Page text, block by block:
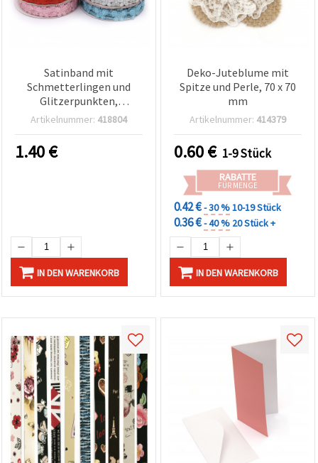
Satinband mit
Schmetterlingen und
Glitzerpunkten,
gemischte Farben, 15 mm
Artikelnummer: 418804
1.40€
IN DEN WARENKORB
Deko-Juteblume mit
Spitze und Perle, 70 x 70
mm
Artikelnummer: 414379
0.60€ 1-9 Stück
RABATTE
FÜR MENGE
0.42 €- 30 %10-19 Stück
0.36 €- 40 % 20 Stück +
IN DEN WARENKORB